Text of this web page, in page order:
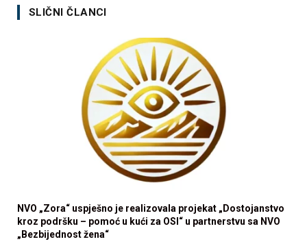
SLIČNI ČLANCI
NVO „Zora“ uspješno je realizovala projekat „Dostojanstvo
kroz podršku – pomoć u kući za OSI“ u partnerstvu sa NVO
„Bezbijednost žena“